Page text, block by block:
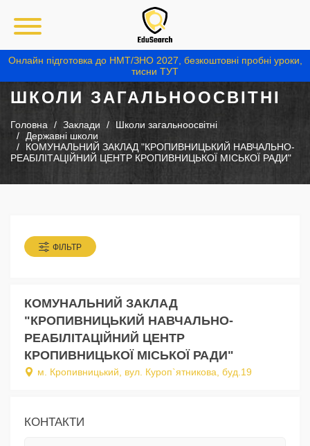
Онлайн підготовка до НМТ/ЗНО 2027, безкоштовні пробні уроки,
тисни ТУТ
ШКОЛИ ЗАГАЛЬНООСВІТНІ
Головна Заклади
Школи загальноосвітні
Державні школи
КОМУНАЛЬНИЙ ЗАКЛАД "КРОПИВНИЦЬКИЙ НАВЧАЛЬНО-
РЕАБІЛІТАЦІЙНИЙ ЦЕНТР КРОПИВНИЦЬКОЇ МІСЬКОЇ РАДИ"
ФІЛЬТР
КОМУНАЛЬНИЙ ЗАКЛАД
"КРОПИВНИЦЬКИЙ НАВЧАЛЬНО-
РЕАБІЛІТАЦІЙНИЙ ЦЕНТР
КРОПИВНИЦЬКОЇ МІСЬКОЇ РАДИ"
м. Кропивницький, вул. Куроп`ятникова, буд.19
КОНТАКТИ